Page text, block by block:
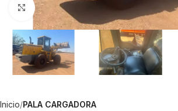
Click para agrandar
Inicio PALA CARGADORA